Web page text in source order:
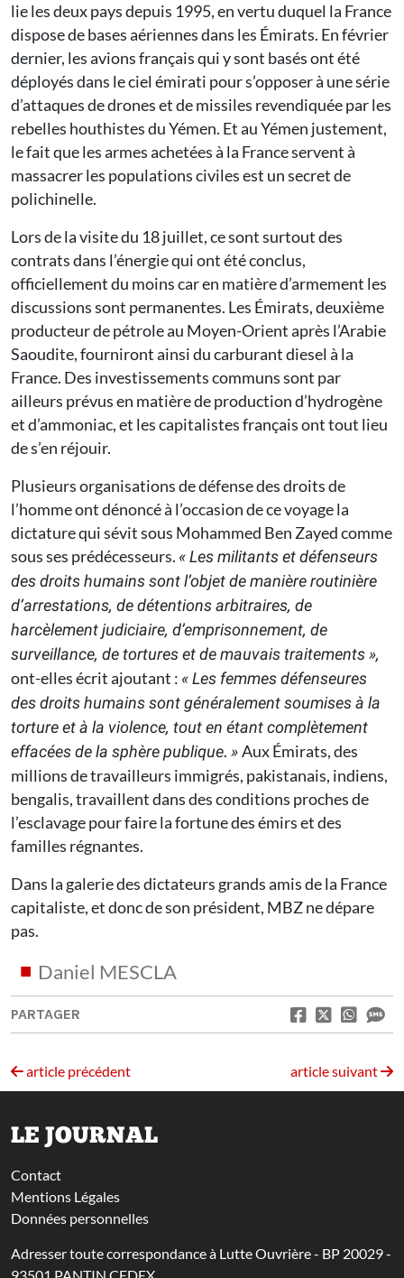
lie les deux pays depuis 1995, en vertu duquel la France
dispose de bases aériennes dans les Émirats. En février
dernier, les avions français qui y sont basés ont été
déployés dans le ciel émirati pour s’opposer à une série
d’attaques de drones et de missiles revendiquée par les
rebelles houthistes du Yémen. Et au Yémen justement,
le fait que les armes achetées à la France servent à
massacrer les populations civiles est un secret de
polichinelle.
Lors de la visite du 18 juillet, ce sont surtout des
contrats dans l’énergie qui ont été conclus,
officiellement du moins car en matière d’armement les
discussions sont permanentes. Les Émirats, deuxième
producteur de pétrole au Moyen-Orient après l’Arabie
Saoudite, fourniront ainsi du carburant diesel à la
France. Des investissements communs sont par
ailleurs prévus en matière de production d’hydrogène
et d’ammoniac, et les capitalistes français ont tout lieu
de s’en réjouir.
Plusieurs organisations de défense des droits de
l’homme ont dénoncé à l’occasion de ce voyage la
dictature qui sévit sous Mohammed Ben Zayed comme
sous ses prédécesseurs. «Les militants et défenseurs
des droits humains sont l’objet de manière routinière
d’arrestations, de détentions arbitraires, de
harcèlement judiciaire, d’emprisonnement, de
surveillance, de tortures et de mauvais traitements»,
ont-elles écrit ajoutant : «Les femmes défenseures
des droits humains sont généralement soumises à la
torture et à la violence, tout en étant complètement
effacées de la sphère publique. »Aux Émirats, des
millions de travailleurs immigrés, pakistanais, indiens,
bengalis, travaillent dans des conditions proches de
l’esclavage pour faire la fortune des émirs et des
familles régnantes.
Dans la galerie des dictateurs grands amis de la France
capitaliste, et donc de son président, MBZ ne dépare
pas.
Daniel MESCLA
PARTAGER
article précédent article suivant
LE JOURNAL
Contact
Mentions Légales
Données personnelles
Adresser toute correspondance à Lutte Ouvrière - BP 20029 -